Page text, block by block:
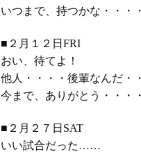
いつまで、持つかな・・・・
■２月１２日FRI
おい、待てよ！
他人・・・・後輩なんだ・
今まで、ありがとう・・・
■２月２７日SAT
いい試合だった……